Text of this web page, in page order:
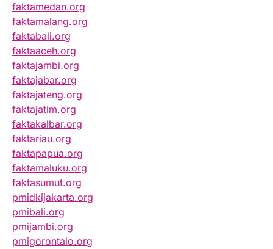
faktamedan.org
faktamalang.org
faktabali.org
faktaaceh.org
faktajambi.org
faktajabar.org
faktajateng.org
faktajatim.org
faktakalbar.org
faktariau.org
faktapapua.org
faktamaluku.org
faktasumut.org
pmidkijakarta.org
pmibali.org
pmijambi.org
pmigorontalo.org